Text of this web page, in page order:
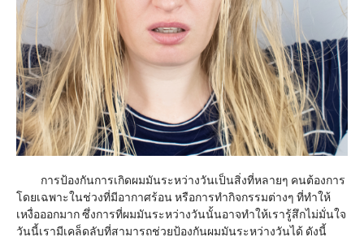
การป้องกันการเกิดผมมันระหว่างวันเป็นสิ่งที่หลายๆ คนต้องการ
โดยเฉพาะในช่วงที่มีอากาศร้อน หรือการทำกิจกรรมต่างๆ ที่ทำให้
เหงื่อออกมาก ซึ่งการที่ผมมันระหว่างวันนั้นอาจทำให้เรารู้สึกไม่มั่นใจ
วันนี้เรามีเคล็ดลับที่สามารถช่วยป้องกันผมมันระหว่างวันได้ ดังนี้